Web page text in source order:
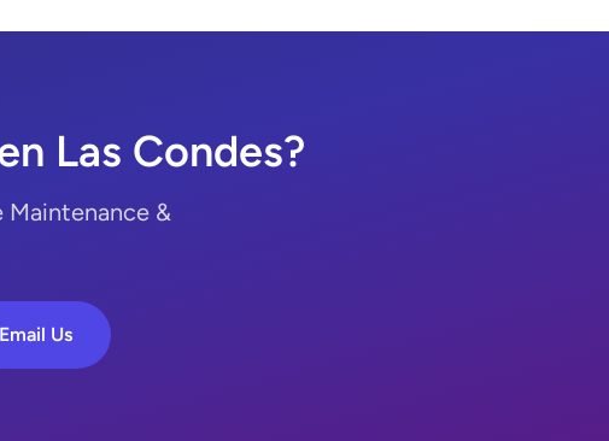
Las Condes?
Maintenance &
Email Us